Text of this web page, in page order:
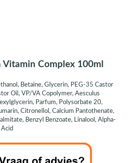
Vitamin Complex 100ml
Betaine, Glycerin, PEG-35 Castor
Oil, VP/VA Copolymer, Aesculus
Parfum, Polysorbate 20,
Citronellol, Calcium Pantothenate,
Benzyl Benzoate, Linalool, Alpha-